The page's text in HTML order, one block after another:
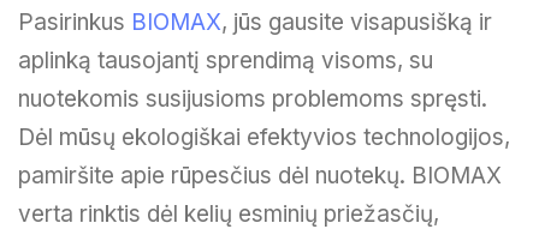
Pasirinkus BIOMAX, jūs gausite visapusišką ir
aplinką tausojantį sprendimą visoms, su
nuotekomis susijusioms problemoms spręsti.
Dėl mūsų ekologiškai efektyvios technologijos,
pamiršite apie rūpesčius dėl nuotekų. BIOMAX
verta rinktis dėl kelių esminių priežasčių,